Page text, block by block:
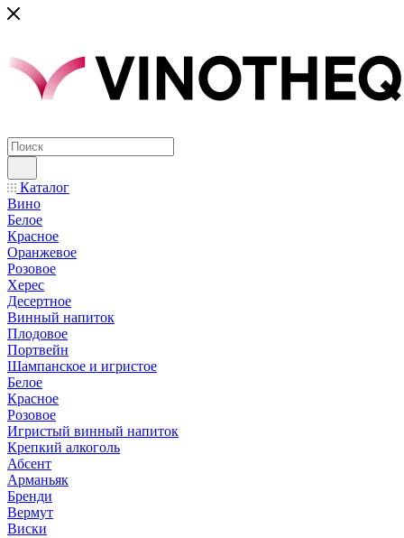
Каталог
Вино
Белое
Красное
Оранжевое
Розовое
Херес
Десертное
Винный напиток
Плодовое
Портвейн
Шампанское и игристое
Белое
Красное
Розовое
Игристый винный напиток
Крепкий алкоголь
Абсент
Арманьяк
Бренди
Вермут
Виски